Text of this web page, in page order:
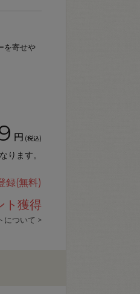
を寄せや
円 (税込)
ります。
録(無料)
ト獲得
について >